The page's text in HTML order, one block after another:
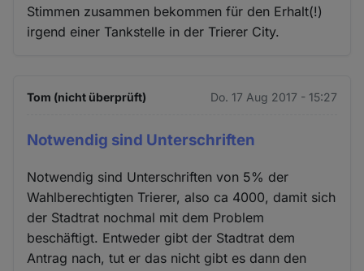
Stimmen zusammen bekommen für den Erhalt(!)
irgend einer Tankstelle in der Trierer City.
Tom (nicht überprüft) Do. 17 Aug 2017 - 15:27
Notwendig sind Unterschriften
Notwendig sind Unterschriften von 5% der
Wahlberechtigten Trierer, also ca 4000, damit sich
der Stadtrat nochmal mit dem Problem
beschäftigt. Entweder gibt der Stadtrat dem
Antrag nach, tut er das nicht gibt es dann den